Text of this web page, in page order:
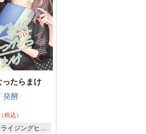
ったらまけ
発酵
（税込）
エリオスライジングヒーローズ